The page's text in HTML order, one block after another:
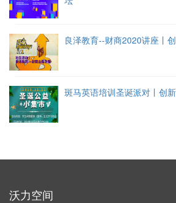
良泽教育--财商2020讲座丨
斑马英语培训圣诞派对丨创
沃力空间